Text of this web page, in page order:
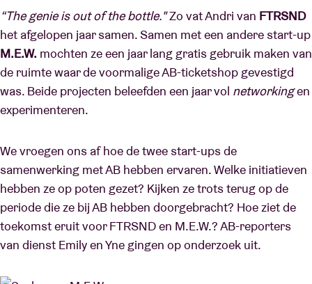
“The genie is out of the bottle."Zo vat Andri van FTRSND
het afgelopen jaar samen. Samen met een andere start-up
M.E.W. mochten ze een jaar lang gratis gebruik maken van
de ruimte waar de voormalige AB-ticketshop gevestigd
was. Beide projecten beleefden een jaar vol networkingen
experimenteren.
We vroegen ons af hoe de twee start-ups de
samenwerking met AB hebben ervaren. Welke initiatieven
hebben ze op poten gezet? Kijken ze trots terug op de
periode die ze bij AB hebben doorgebracht? Hoe ziet de
toekomst eruit voor FTRSND en M.E.W.? AB-reporters
van dienst Emily en Yne gingen op onderzoek uit.